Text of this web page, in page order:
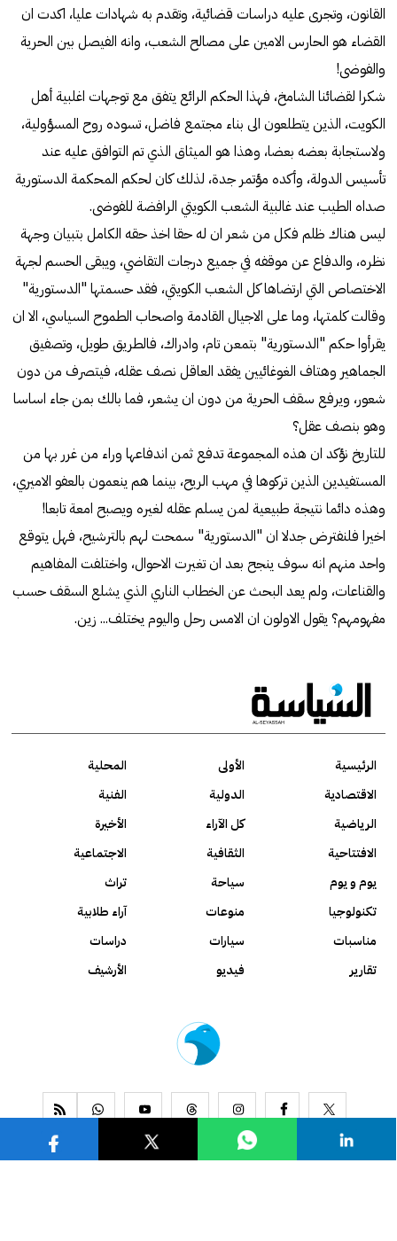
القانون، وتجرى عليه دراسات قضائية، وتقدم به شهادات عليا، اكدت ان
القضاء هو الحارس الامين على مصالح الشعب، وانه الفيصل بين الحرية
والفوضى!
شكرا لقضائنا الشامخ، فهذا الحكم الرائع يتفق مع توجهات اغلبية أهل
الكويت، الذين يتطلعون الى بناء مجتمع فاضل، تسوده روح المسؤولية،
ولاستجابة بعضه بعضا، وهذا هو الميثاق الذي تم التوافق عليه عند
تأسيس الدولة، وأكده مؤتمر جدة، لذلك كان لحكم المحكمة الدستورية
صداه الطيب عند غالبية الشعب الكويتي الرافضة للفوضى.
ليس هناك ظلم فكل من شعر ان له حقا اخذ حقه الكامل بتبيان وجهة
نظره، والدفاع عن موقفه في جميع درجات التقاضي، ويبقى الحسم لجهة
الاختصاص التي ارتضاها كل الشعب الكويتي، فقد حسمتها "الدستورية"
وقالت كلمتها، وما على الاجيال القادمة واصحاب الطموح السياسي، الا ان
يقرأوا حكم "الدستورية" بتمعن تام، وادراك، فالطريق طويل، وتصفيق
الجماهير وهتاف الغوغائيين يفقد العاقل نصف عقله، فيتصرف من دون
شعور، ويرفع سقف الحرية من دون ان يشعر، فما بالك بمن جاء اساسا
وهو بنصف عقل؟
للتاريخ نؤكد ان هذه المجموعة تدفع ثمن اندفاعها وراء من غرر بها من
المستفيدين الذين تركوها في مهب الريح، بينما هم ينعمون بالعفو الاميري،
وهذه دائما نتيجة طبيعية لمن يسلم عقله لغيره ويصبح امعة تابعا!
اخيرا فلنفترض جدلا ان "الدستورية" سمحت لهم بالترشيح، فهل يتوقع
واحد منهم انه سوف ينجح بعد ان تغيرت الاحوال، واختلفت المفاهيم
والقناعات، ولم يعد البحث عن الخطاب الناري الذي يشلع السقف حسب
مفهومهم؟ يقول الاولون ان الامس رحل واليوم يختلف... زين.
الرئيسية الأولى
المحلية
الاقتصادية
الدولية
الفنية
الرياضية
كل الآراء
الأخيرة
الافتتاحية
الثقافية
الاجتماعية
يوم و يوم
سياحة
تراث
تكنولوجيا
منوعات
آراء طلابية
مناسبات
سيارات
دراسات
تقارير
فيديو الأرشيف